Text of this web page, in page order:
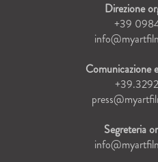
Direzione
+39
Comunicazione
Segreteria